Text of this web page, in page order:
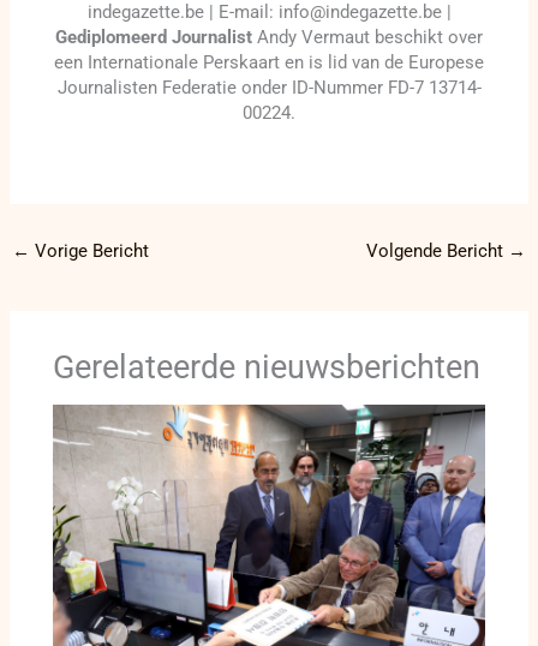
indegazette.be | E-mail: info@indegazette.be |
Gediplomeerd Journalist Andy Vermaut beschikt over
een Internationale Perskaart en is lid van de Europese
Journalisten Federatie onder ID-Nummer FD-7 13714-
00224.
← Vorige Bericht Volgende Bericht →
Gerelateerde nieuwsberichten